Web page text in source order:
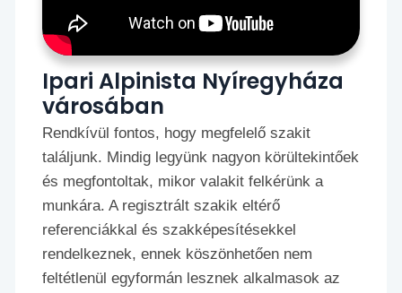
Ipari Alpinista Nyíregyháza
városában
Rendkívül fontos, hogy megfelelő szakit
találjunk. Mindig legyünk nagyon körültekintőek
és megfontoltak, mikor valakit felkérünk a
munkára. A regisztrált szakik eltérő
referenciákkal és szakképesítésekkel
rendelkeznek, ennek köszönhetően nem
feltétlenül egyformán lesznek alkalmasok az